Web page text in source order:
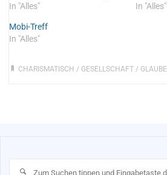
In "Alles"
In "Alles"
Mobi-Treff
In "Alles"
CHARISMATISCH / GESELLSCHAFT/ GLAUBE